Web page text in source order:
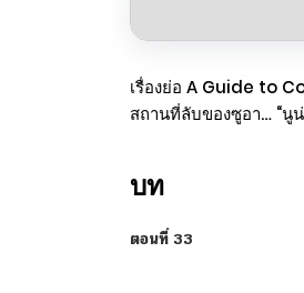
เรื่องย่อ A Guide to
สถานที่ลับของซูอา… “นู
บท
ตอนที่ 33